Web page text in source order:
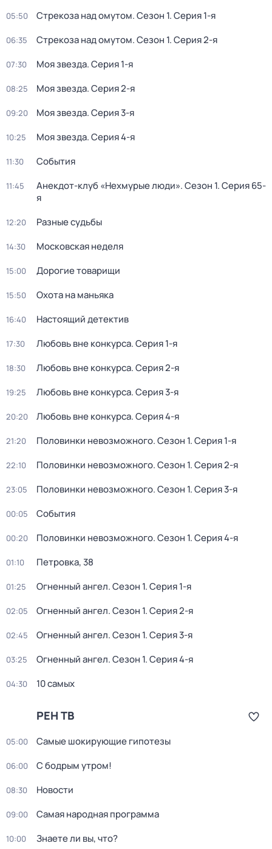
05:50 Стрекоза над омутом. Сезон 1. Серия 1-я
06:35 Стрекоза над омутом. Сезон 1. Серия 2-я
07:30 Моя звезда. Серия 1-я
08:25 Моя звезда. Серия 2-я
09:20 Моя звезда. Серия 3-я
10:25 Моя звезда. Серия 4-я
11:30 События
11:45 Анекдот-клуб «Нехмурые люди». Сезон 1. Серия 65-
я
12:20 Разные судьбы
14:30 Московская неделя
15:00 Дорогие товарищи
15:50 Охота на маньяка
16:40 Настоящий детектив
17:30 Любовь вне конкурса. Серия 1-я
18:30 Любовь вне конкурса. Серия 2-я
19:25 Любовь вне конкурса. Серия 3-я
20:20 Любовь вне конкурса. Серия 4-я
21:20 Половинки невозможного. Сезон 1. Серия 1-я
22:10 Половинки невозможного. Сезон 1. Серия 2-я
23:05 Половинки невозможного. Сезон 1. Серия 3-я
00:05 События
00:20 Половинки невозможного. Сезон 1. Серия 4-я
01:10 Петровка, 38
01:25 Огненный ангел. Сезон 1. Серия 1-я
02:05 Огненный ангел. Сезон 1. Серия 2-я
02:45 Огненный ангел. Сезон 1. Серия 3-я
03:25 Огненный ангел. Сезон 1. Серия 4-я
04:30 10 самых
РЕН ТВ
05:00 Самые шoкиpующие гипотезы
06:00 С бодрым утром!
08:30 Новости
09:00 Самая народная программа
10:00 Знаете ли вы, что?